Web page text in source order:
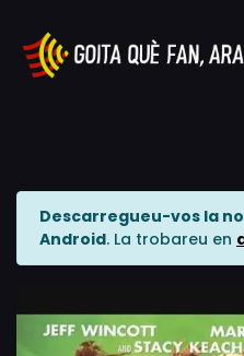
Descarregueu-vos la
Android. La trobareu en